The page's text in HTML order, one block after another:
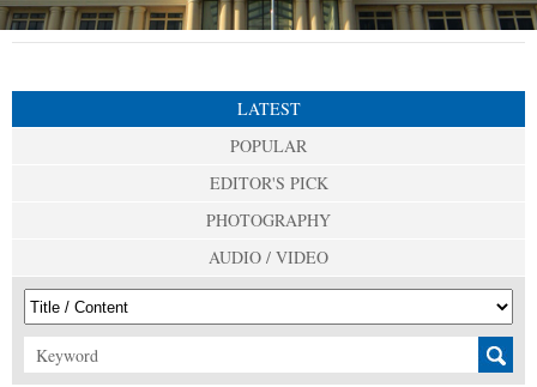
LATEST
POPULAR
EDITOR'S PICK
PHOTOGRAPHY
AUDIO / VIDEO